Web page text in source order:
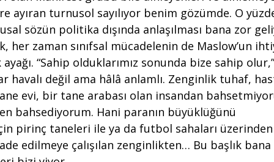
ayıran turnusol sayılıyor benim gözümde. O
sözün politika dışında anlaşılması bana zor
her zaman sınıfsal mücadelenin de Maslow’un
“Sahip olduklarımız sonunda bize sahip
havalı değil ama hâlâ anlamlı. Zenginlik tuhaf,
evi, bir tane arabası olan insandan
bahsediyorum. Hani paranın büyüklüğünü
pirinç taneleri ile ya da futbol sahaları üzerinden
edilmeye çalışılan zenginlikten… Bu başlık